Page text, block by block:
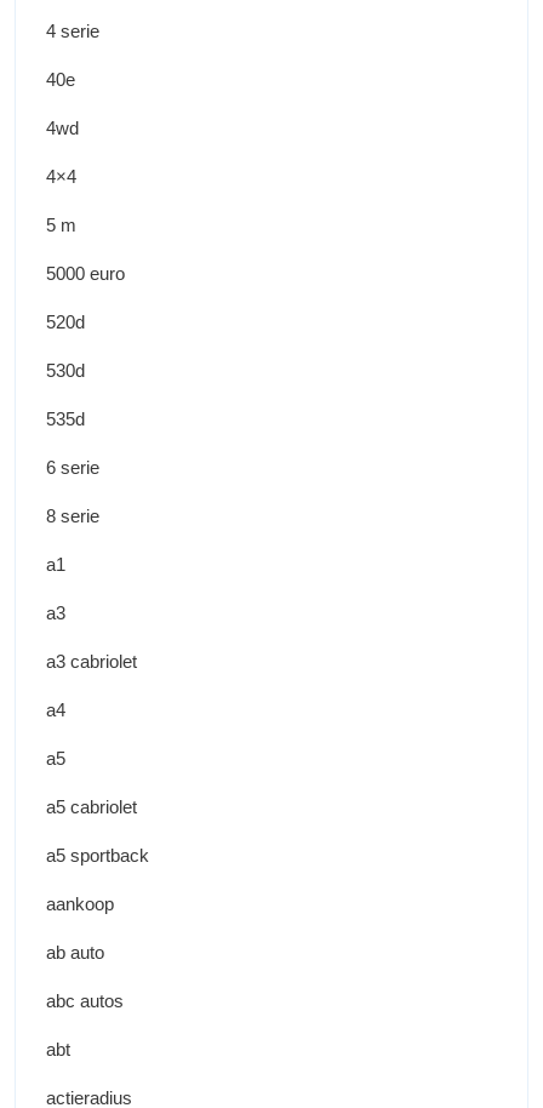
4 serie
40e
4wd
4×4
5 m
5000 euro
520d
530d
535d
6 serie
8 serie
a1
a3
a3 cabriolet
a4
a5
a5 cabriolet
a5 sportback
aankoop
ab auto
abc autos
abt
actieradius